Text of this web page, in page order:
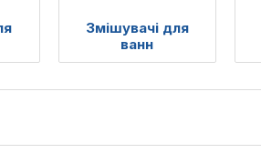
Змішувачі для
ванн